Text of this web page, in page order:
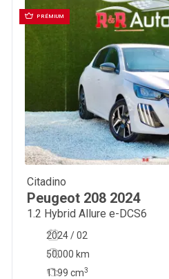
PRÉMIUM
Citadino
Peugeot 208 2024
1.2 Hybrid Allure e-DCS6
2024 / 02
50000 km
1199 cm3